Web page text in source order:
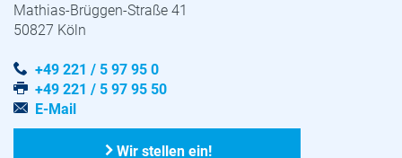
Mathias-Brüggen-Straße 41
50827 Köln
+49 221 / 5 97 95 0
+49 221 / 5 97 95 50
E-Mail
Wir stellen ein!